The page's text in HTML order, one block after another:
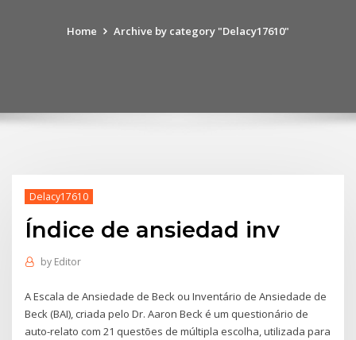
Home Archive by category "Delacy17610"
Delacy17610
Índice de ansiedad inv
by Editor
A Escala de Ansiedade de Beck ou Inventário de Ansiedade de
Beck (BAI), criada pelo Dr. Aaron Beck é um questionário de
auto-relato com 21 questões de múltipla escolha, utilizada para